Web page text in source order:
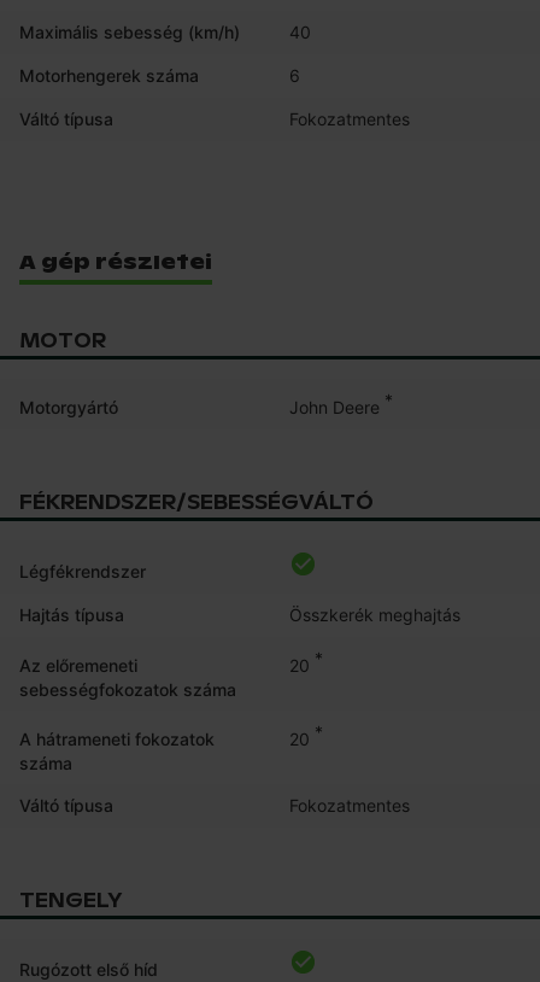
Maximális sebesség (km/h) 40
Motorhengerek száma 6
Váltó típusa Fokozatmentes
A gép részletei
MOTOR
Motorgyártó John Deere *
FÉKRENDSZER/SEBESSÉGVÁLTÓ
Légfékrendszer
Hajtás típusa Összkerék meghajtás
Az előremeneti
sebességfokozatok száma
20 *
A hátrameneti fokozatok
száma
20 *
Váltó típusa Fokozatmentes
TENGELY
Rugózott első híd